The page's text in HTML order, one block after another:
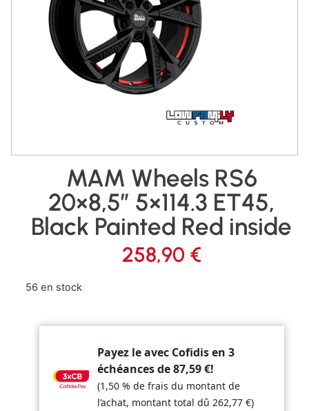
MAM Wheels RS6
20×8,5″ 5×114.3 ET45,
Black Painted Red inside
258,90 €
56 en stock
Payez le avec Cofidis en 3
échéances de87,59€!
(1,50 % de frais du montant de
l’achat, montant total dû262,77€)